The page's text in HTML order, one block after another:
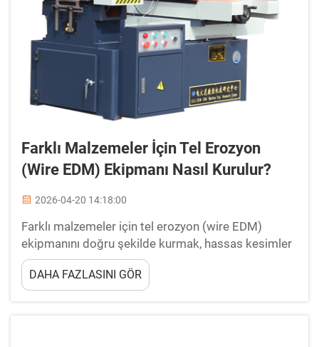
Farklı Malzemeler İçin Tel Erozyon
(Wire EDM) Ekipmanı Nasıl Kurulur?
2026-04-20 14:18:00
Farklı malzemeler için tel erozyon (wire EDM)
ekipmanını doğru şekilde kurmak, hassas kesimler
elde etmek, optimal yüzey kalitesi sağlamak ve
makinenin ömrünü uzatmak açısından hayati
öneme sahiptir. Yapılandırma süreci, çalıştığınız
DAHA FAZLASINI GÖR